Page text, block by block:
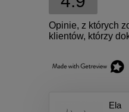
Opinie, z których
klientów, którzy
Ela